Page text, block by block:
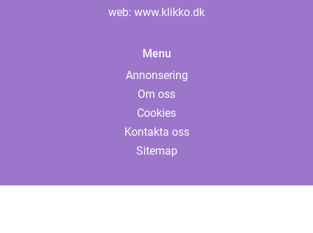
web: www.klikko.dk
Menu
Annonsering
Om oss
Cookies
Kontakta oss
Sitemap